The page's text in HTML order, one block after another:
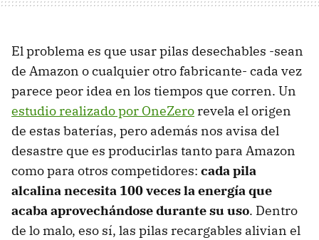
El problema es que usar pilas desechables -sean
de Amazon o cualquier otro fabricante- cada vez
parece peor idea en los tiempos que corren. Un
estudio realizado por OneZero revela el origen
de estas baterías, pero además nos avisa del
desastre que es producirlas tanto para Amazon
como para otros competidores: cada pila
alcalina necesita 100 veces la energía que
acaba aprovechándose durante su uso. Dentro
de lo malo, eso sí, las pilas recargables alivian el